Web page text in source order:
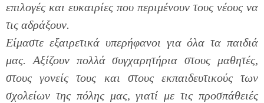
επιλογές και ευκαιρίες που περιμένουν τους νέους να
τις αδράξουν.
Είμαστε εξαιρετικά υπερήφανοι για όλα τα παιδιά
μας. Αξίζουν πολλά συγχαρητήρια στους μαθητές,
στους γονείς τους και στους εκπαιδευτικούς των
σχολείων της πόλης μας, γιατί με τις προσπάθειές